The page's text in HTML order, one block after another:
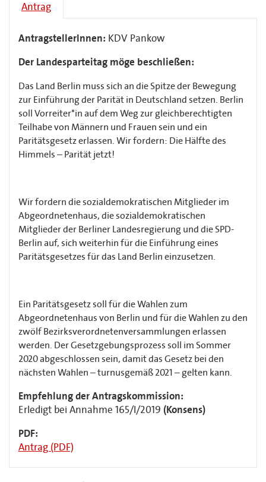
Antrag
AntragstellerInnen: KDV Pankow
Der Landesparteitag möge beschließen:
Das Land Berlin muss sich an die Spitze der Bewegung
zur Einführung der Parität in Deutschland setzen. Berlin
soll Vorreiter*in auf dem Weg zur gleichberechtigten
Teilhabe von Männern und Frauen sein und ein
Paritätsgesetz erlassen. Wir fordern: Die Hälfte des
Himmels – Parität jetzt!
Wir fordern die sozialdemokratischen Mitglieder im
Abgeordnetenhaus, die sozialdemokratischen
Mitglieder der Berliner Landesregierung und die SPD-
Berlin auf, sich weiterhin für die Einführung eines
Paritätsgesetzes für das Land Berlin einzusetzen.
Ein Paritätsgesetz soll für die Wahlen zum
Abgeordnetenhaus von Berlin und für die Wahlen zu den
zwölf Bezirksverordnetenversammlungen erlassen
werden. Der Gesetzgebungsprozess soll im Sommer
2020 abgeschlossen sein, damit das Gesetz bei den
nächsten Wahlen – turnusgemäß 2021 – gelten kann.
Empfehlung der Antragskommission:
Erledigt bei Annahme 165/I/2019 (Konsens)
PDF:
Antrag (PDF)